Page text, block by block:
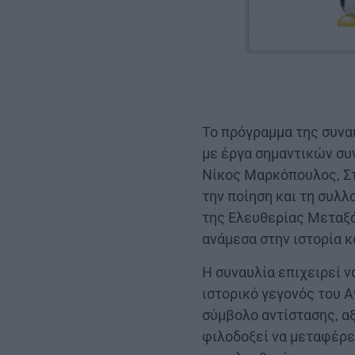
Το πρόγραμμα της
με έργα σημαντικών
Νίκος Μαρκόπουλος,
την ποίηση και τη
της Ελευθερίας
ανάμεσα στην ιστορία
Η συναυλία επιχειρεί
ιστορικό γεγονός του
σύμβολο αντίστασης,
φιλοδοξεί να